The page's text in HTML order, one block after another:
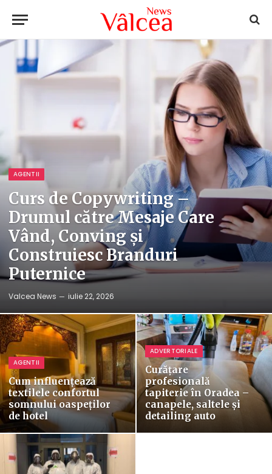
AGENTII
Curs de Copywriting –
Drumul către Mesaje Care
Vând, Conving și
Construiesc Branduri
Puternice
Valcea News iulie 22, 2026
AGENTII
Cum influențează
textilele confortul
somnului oaspeților
de hotel
ADVERTORIALE
Curățare
profesională
tapiterie în Oradea –
canapele, saltele și
detailing auto